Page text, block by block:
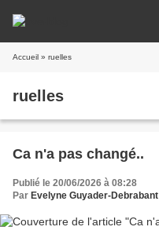
Accueil » ruelles
ruelles
Ca n'a pas changé..
Publié le 20/06/2026 à 08:28
Par Evelyne Guyader-Debrabant